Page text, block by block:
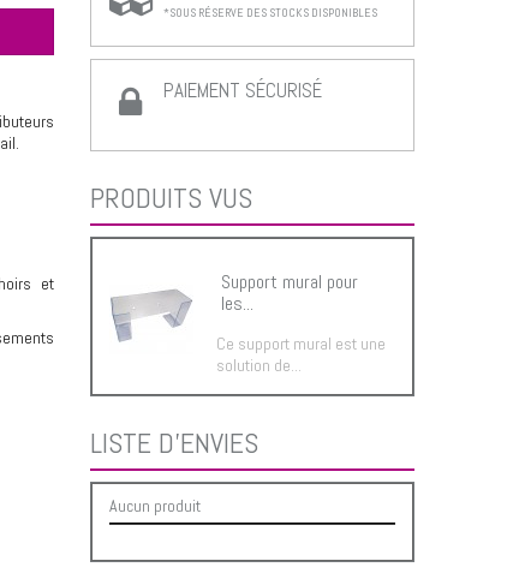
et
*SOUS RÉSERVE DES STOCKS DISPONIBLES
PAIEMENT SÉCURISÉ
PRODUITS VUS
Support mural pour
les...
Ce support mural est une
solution de...
LISTE D'ENVIES
Aucun produit